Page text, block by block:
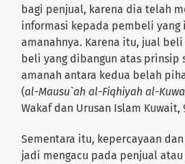
bagi penjual, karena dia telah
informasi kepada pembeli yang
amanahnya. Karena itu, jual
beli yang dibangun atas prinsip
amanah antara kedua belah
(al-Mausu`ah al-Fiqhiyah al-
Wakaf dan Urusan Islam Kuwait,
Sementara itu, kepercayaan
jadi mengacu pada penjual